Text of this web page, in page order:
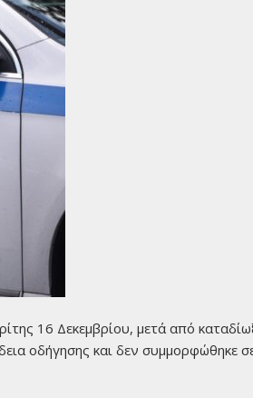
16 Δεκεμβρίου, μετά από
οδήγησης και δεν συμμορφώθηκε